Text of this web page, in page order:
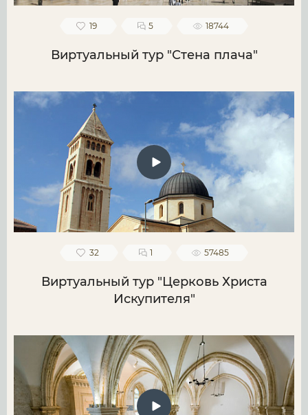
19 5 18744
Виртуальный тур "Стена плача"
32 1 57485
Виртуальный тур "Церковь Христа
Искупителя"